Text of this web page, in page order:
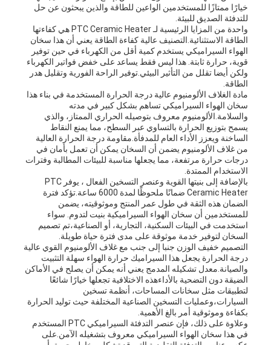
خيارًا ممتازًا للمستخدمين الواعين للطاقة والذين يبحثون عن حل
للتدفئة الصديق للبيئة.
واحدة من المزايا الرئيسية لـ PTC Ceramic Heater هي كفاءتها
الطاقة الاستثنائية.التصنيف عالية كفاءة الطاقة يعني أن هذا سخان
الهواء السيراميكي يستخدم كمية أقل من الكهرباء في حين توفير
قوية، حرارة ثابتة. هذا ليس فقط يساعد على خفض فواتير الكهرباء
ولكن أيضا تقلل من التأثير البيئي.توفير الراحة الفورية وتقليل هدر
الطاقة.
مادة الغلاف الألومنيوم عالية درجة الحرارة المستخدمة في بناء هذا
سخان الهواء السيراميكي تساهم بشكل كبير في مدته
والسلامة.الألومنيوم معروف بتوصيله الحراري الممتاز، والذي
يسمح بتوزيع الحرارة بالتساوي عبر السطح، مما يمنع النقاط
الساخنة ويعزز الأداء العام للمدفأة.مقاومة درجة الحرارة العالية
من غلاف الألومنيوم يضمن أن السخان يمكن أن تعمل بأمان في
درجات حرارة مرتفعة، مما يجعلها مناسبة للبيئات المطالبة وفترات
الاستخدام الممتدة.
بالإضافة إلى بنيتها القوية وعنصر التسخين الفعال ، يوفر PTC
Ceramic Heater ضمانًا ملحوظًا لمدة 6000 ساعة.تؤكد فترة
الضمان هذه الثقة في طول عمر المنتج وموثوقيته، يضمن
للمستخدمين أن سخان الهواء السيراميكية بنيت لتدوم. سواء
استخدمت في البيئات السكنية، التجارية، أو الصناعية،تم تصميم
السخان لتوفير خدمة موثوقة على مدى فترة حياة طويلة.
التصميم خفيف الوزن جنبا إلى جنب مع غلاف الألومنيوم القوي عالية
درجة الحرارة يجعل هذا السيراميك حرارة الهواء سهلة التثبيت
والصيانة.معدل تشكيله المدمج يعني أنه يمكن أن يصلح في الأماكن
الضيقة دون التضحية بالأداءهذه الاختلافية تجعلها خيارًا شائعًا
لتطبيقات مثل سخانات المساحات، أنظمة تسخين
السيارات،وعمليات التسخين الصناعية المختلفة حيث توليد الحرارة
بكفاءة وموثوقية أمر بالغ الأهمية.
وعلاوة على ذلك، فإن عنصر التدفئة السيراميكي PTC المستخدم
في هذا سخان الهواء السيراميكي معروف بتشغيله الآمن.على